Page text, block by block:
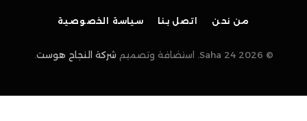
من نحن اتصل بنا سياسة الخصوصية
© 2026 Saha 24. استضافة وتصميم شركة النجاح هوست